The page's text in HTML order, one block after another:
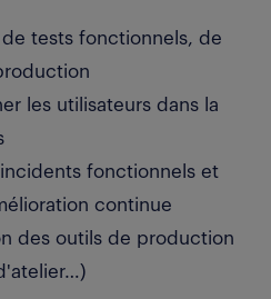
tests fonctionnels, de
les utilisateurs dans la
fonctionnels et
continue
des outils de production